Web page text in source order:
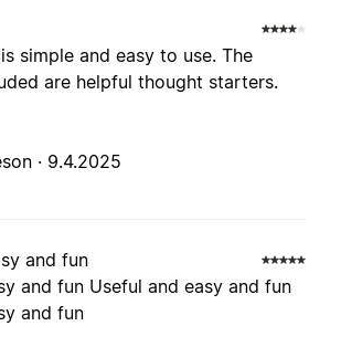
simple and easy to use. The
are helpful thought starters.
· 9.4.2025
and fun
and fun Useful and easy and fun
and fun